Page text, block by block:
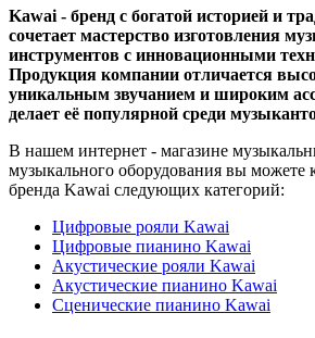
Kawai - бренд с богатой историей и
сочетает мастерство изготовления
инструментов с инновационными
Продукция компании отличается
уникальным звучанием и широким
делает её популярной среди
В нашем интернет - магазине
музыкального оборудования вы можете
бренда Kawai следующих категорий:
Цифровые рояли Kawai
Цифровые пианино Kawai
Акустические рояли Kawai
Акустические пианино Kawai
Сценические пианино Kawai